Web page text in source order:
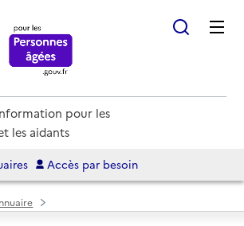
pour les
les aidants
Accès par besoin
de retraite